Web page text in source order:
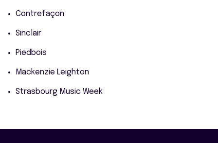
Contrefaçon
Sinclair
Piedbois
Mackenzie Leighton
Strasbourg Music Week